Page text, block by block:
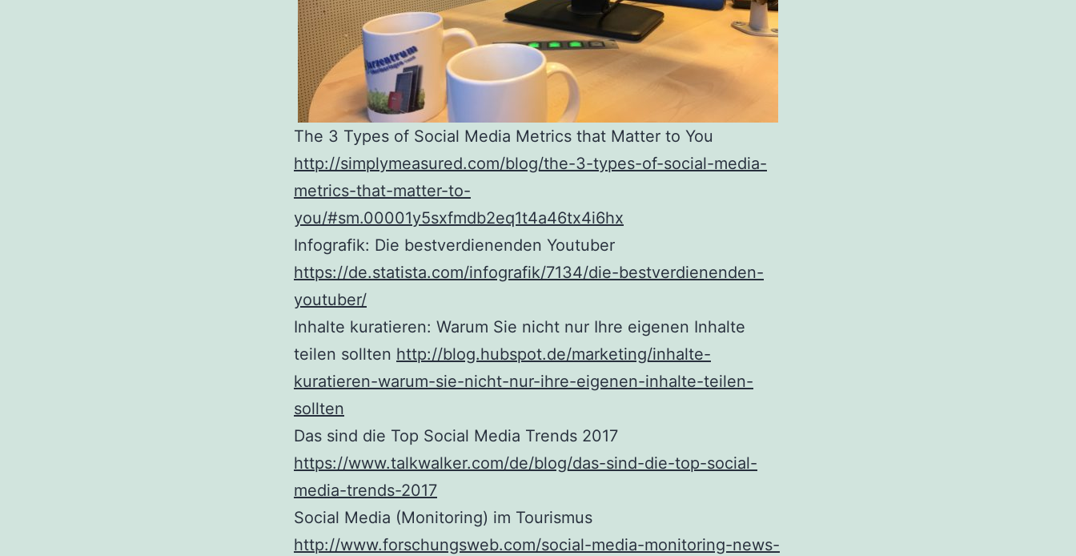
The 3 Types of Social Media Metrics that Matter to You
http://simplymeasured.com/blog/the-3-types-of-social-media-
metrics-that-matter-to-
you/#sm.00001y5sxfmdb2eq1t4a46tx4i6hx
Infografik: Die bestverdienenden Youtuber
https://de.statista.com/infografik/7134/die-bestverdienenden-
youtuber/
Inhalte kuratieren: Warum Sie nicht nur Ihre eigenen Inhalte
teilen sollten http://blog.hubspot.de/marketing/inhalte-
kuratieren-warum-sie-nicht-nur-ihre-eigenen-inhalte-teilen-
sollten
Das sind die Top Social Media Trends 2017
https://www.talkwalker.com/de/blog/das-sind-die-top-social-
media-trends-2017
Social Media (Monitoring) im Tourismus
http://www.forschungsweb.com/social-media-monitoring-news-